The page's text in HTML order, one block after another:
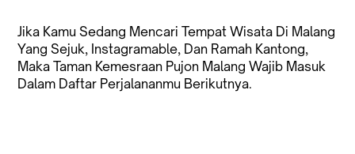
Jika Kamu Sedang Mencari Tempat Wisata Di Malang
Yang Sejuk, Instagramable, Dan Ramah Kantong,
Maka Taman Kemesraan Pujon Malang Wajib Masuk
Dalam Daftar Perjalananmu Berikutnya.